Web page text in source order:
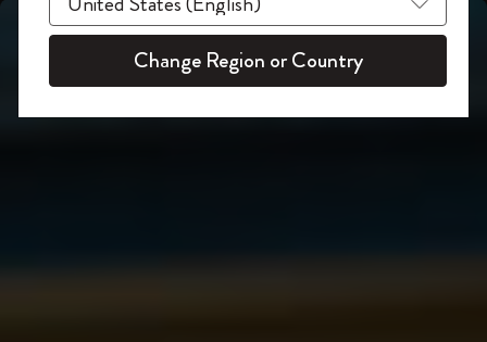
今すぐ会員登録 !
Change Region or Country